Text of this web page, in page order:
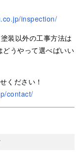
inspection/
装以外の工事方法は
うやって選べばいい
ください！
contact/